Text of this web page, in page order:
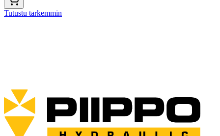
Tutustu tarkemmin